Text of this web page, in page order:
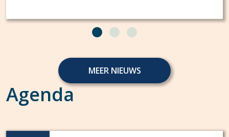
MEER NIEUWS
Agenda